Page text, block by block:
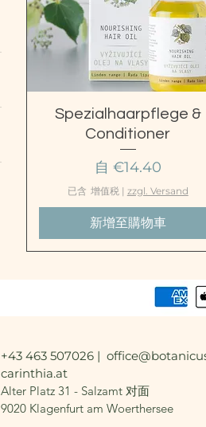
快速瀏覽
Spezialhaarpflege &
Conditioner
自 €14.40
促銷價格
已含 增值税 | zzgl. Versand
新增至購物車
+43 463 507026 |
carinthia.at
Alter Platz 31 - Salzamt 对面
9020 Klagenfurt am Woerthersee